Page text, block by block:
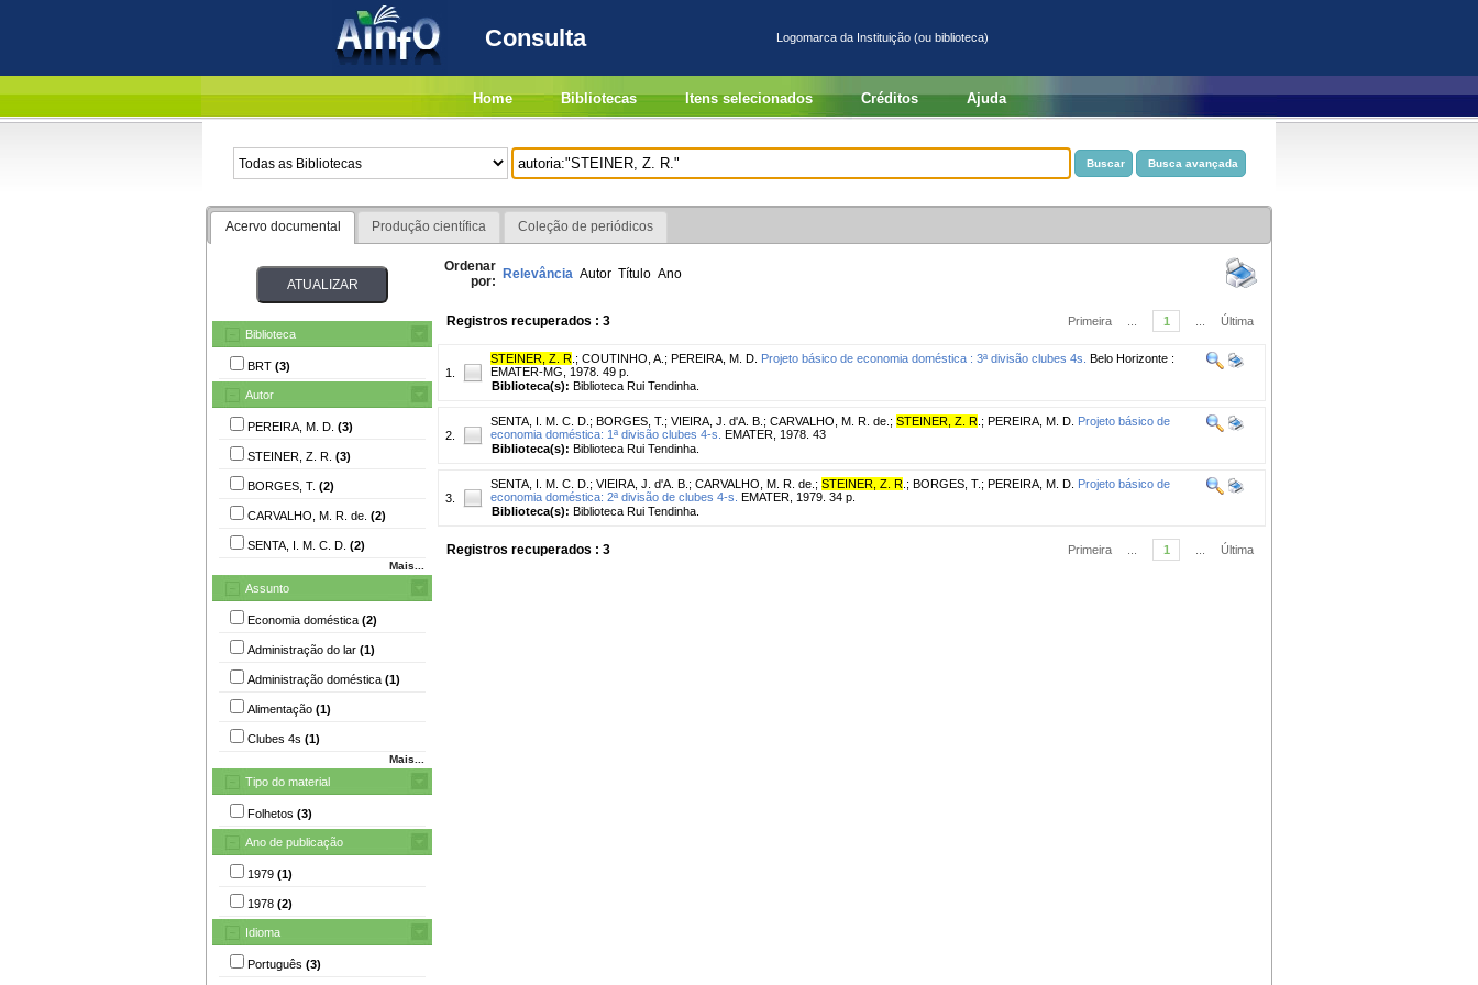
Consulta Logomarca da Instituição (ou biblioteca)
Home Bibliotecas Itens selecionados Créditos Ajuda
Acervo documental Produção científica Coleção de periódicos
Biblioteca
BRT (3)
Autor
PEREIRA, M. D. (3)
STEINER, Z. R. (3)
BORGES, T. (2)
CARVALHO, M. R. de. (2)
SENTA, I. M. C. D. (2)
Mais...
Assunto
Economia doméstica (2)
Administração do lar (1)
Administração doméstica (1)
Alimentação (1)
Clubes 4s (1)
Mais...
Tipo do material
Folhetos (3)
Ano de publicação
1979 (1)
1978 (2)
Idioma
Português (3)
Ordenar
por: Relevância Autor Título Ano
Registros recuperados : 3 Primeira 1 Última
1.
STEINER, Z. R ; COUTINHO, A. ; PEREIRA, M. D. Projeto básico de economia doméstica : 3ª divisão clubes 4s. Belo Horizonte :
EMATER-MG, 1978. 49 p.
Biblioteca(s): Biblioteca Rui Tendinha.
2.
SENTA, I. M. C. D. ; BORGES, T. ; VIEIRA, J. d'A. B. ; CARVALHO, M. R. de. ; STEINER, Z. R ; PEREIRA, M. D. Projeto básico de
economia doméstica: 1ª divisão clubes 4-s. EMATER, 1978. 43
Biblioteca(s): Biblioteca Rui Tendinha.
3.
SENTA, I. M. C. D. ; VIEIRA, J. d'A. B. ; CARVALHO, M. R. de. ; STEINER, Z. R ; BORGES, T. ; PEREIRA, M. D. Projeto básico de
economia doméstica: 2ª divisão de clubes 4-s. EMATER, 1979. 34 p.
Biblioteca(s): Biblioteca Rui Tendinha.
Registros recuperados : 3 Primeira 1 Última